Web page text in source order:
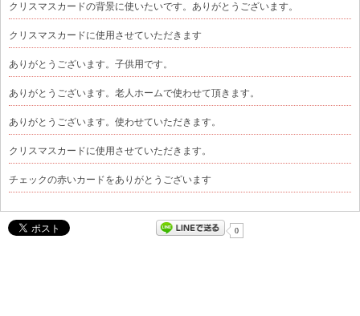
クリスマスカードの背景に使いたいです。ありがとうございます。
クリスマスカードに使用させていただきます
ありがとうございます。子供用です。
ありがとうございます。老人ホームで使わせて頂きます。
ありがとうございます。使わせていただきます。
クリスマスカードに使用させていただきます。
チェックの赤いカードをありがとうございます
0